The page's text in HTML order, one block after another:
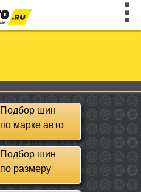
Подбор шин
по марке авто
Подбор шин
по размеру